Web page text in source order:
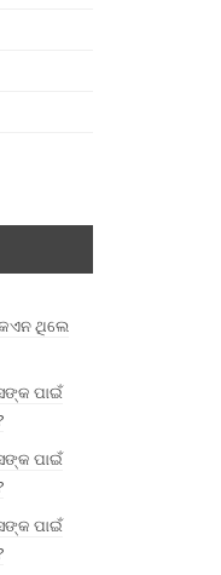
କଏନ ଥିଲେ
ପାଇଁ
ପାଇଁ
ପାଇଁ